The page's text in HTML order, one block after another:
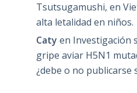
Tsutsugamushi, en
alta letalidad en niños.
Caty en Investigación
gripe aviar H5N1
¿debe o no publicarse